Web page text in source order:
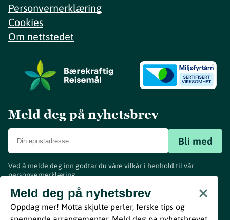
Personvernerklæring
Cookies
Om nettstedet
Meld deg på nyhetsbrev
Bli med
Ved å melde deg inn godtar du våre vilkår i henhold til vår
personvernerklæring.
Meld deg på nyhetsbrev
Oppdag mer! Motta skjulte perler, ferske tips og
www.visitvestfold.com
Turistinformasjon
Vestfold Fylkeskommune